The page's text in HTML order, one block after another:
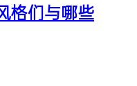
格们与哪些